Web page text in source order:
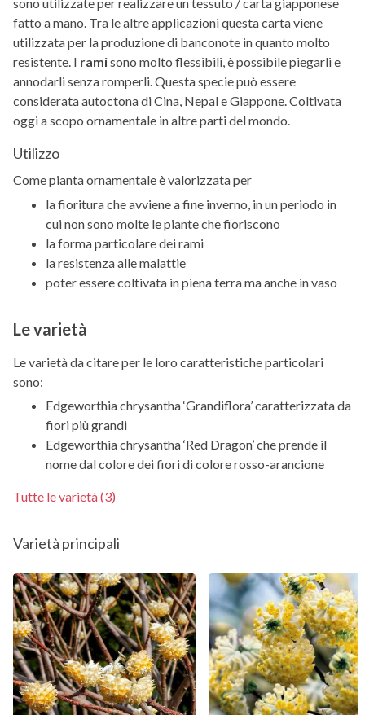
fatto a mano. Tra le altre applicazioni questa carta viene
utilizzata per la produzione di banconote in quanto molto
resistente. I ramisono molto flessibili, è possibile piegarli e
annodarli senza romperli. Questa specie può essere
considerata autoctona di Cina, Nepal e Giappone. Coltivata
oggi a scopo ornamentale in altre parti del mondo.
Utilizzo
Come pianta ornamentale è valorizzata per
la fioritura che avviene a fine inverno, in un periodo in
cui non sono molte le piante che fioriscono
la forma particolare dei rami
la resistenza alle malattie
poter essere coltivata in piena terra ma anche in vaso
Le varietà
Le varietà da citare per le loro caratteristiche particolari
sono:
Edgeworthia chrysantha ‘Grandiflora’ caratterizzata da
fiori più grandi
Edgeworthia chrysantha ‘Red Dragon’ che prende il
nome dal colore dei fiori di colore rosso-arancione
Tutte le varietà (3)
Varietà principali